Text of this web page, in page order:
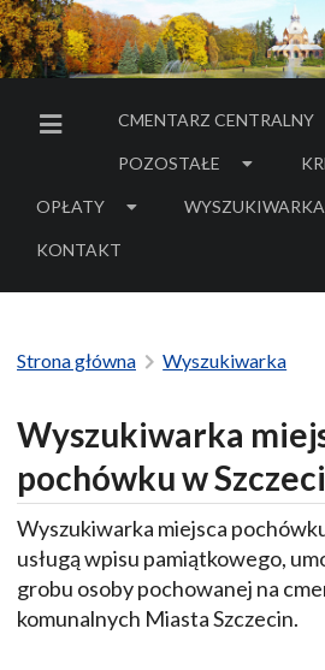
MENU BOCZNE
CMENTARZ CENTRALNY
POZOSTAŁE
OPŁATY WYSZUKIWARKA
KONTAKT
Strona główna Wyszukiwarka
Wyszukiwarka
pochówku w
Wyszukiwarka miejsca
usługą wpisu pamiątkowego,
grobu osoby pochowanej na
komunalnych Miasta Szczecin.